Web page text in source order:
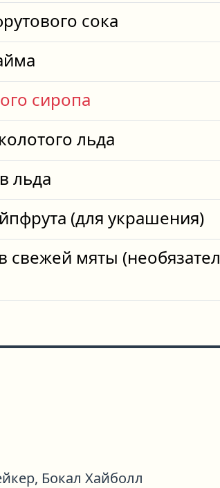
сока
сиропа
колотого льда
льда
(для украшения)
свежей мяты
Бокал Хайболл